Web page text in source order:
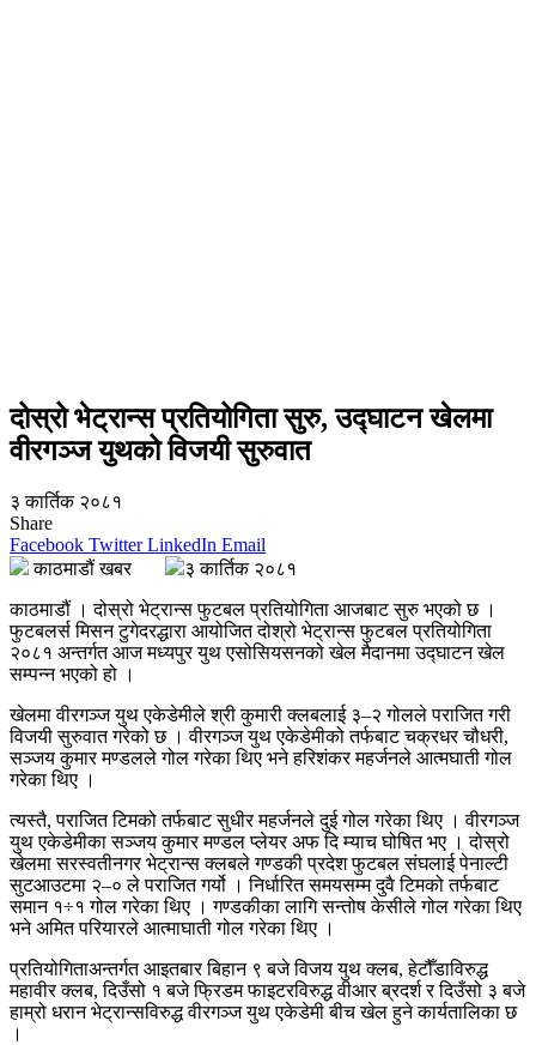
दोस्रो भेट्रान्स प्रतियोगिता सुरु, उद्घाटन खेलमा
वीरगञ्ज युथको विजयी सुरुवात
३ कार्तिक २०८१
Share
Facebook Twitter LinkedIn Email
काठमाडौं खबर
३ कार्तिक २०८१
काठमाडौं । दोस्रो भेट्रान्स फुटबल प्रतियोगिता आजबाट सुरु भएको छ ।
फुटबलर्स मिसन टुगेदरद्धारा आयोजित दोश्रो भेट्रान्स फुटबल प्रतियोगिता
२०८१ अन्तर्गत आज मध्यपुर युथ एसोसियसनको खेल मैदानमा उद्घाटन खेल
सम्पन्न भएको हो ।
खेलमा वीरगञ्ज युथ एकेडेमीले श्री कुमारी क्लबलाई ३–२ गोलले पराजित गरी
विजयी सुरुवात गरेको छ । वीरगञ्ज युथ एकेडेमीको तर्फबाट चक्रधर चौधरी,
सञ्जय कुमार मण्डलले गोल गरेका थिए भने हरिशंकर महर्जनले आत्मघाती गोल
गरेका थिए ।
त्यस्तै, पराजित टिमको तर्फबाट सुधीर महर्जनले दुई गोल गरेका थिए । वीरगञ्ज
युथ एकेडेमीका सञ्जय कुमार मण्डल प्लेयर अफ दि म्याच घोषित भए । दोस्रो
खेलमा सरस्वतीनगर भेट्रान्स क्लबले गण्डकी प्रदेश फुटबल संघलाई पेनाल्टी
सुटआउटमा २–० ले पराजित गर्यो । निर्धारित समयसम्म दुवै टिमको तर्फबाट
समान १÷१ गोल गरेका थिए । गण्डकीका लागि सन्तोष केसीले गोल गरेका थिए
भने अमित परियारले आत्माघाती गोल गरेका थिए ।
प्रतियोगिताअन्तर्गत आइतबार बिहान ९ बजे विजय युथ क्लब, हेटौँडाविरुद्ध
महावीर क्लब, दिउँसो १ बजे फ्रिडम फाइटरविरुद्ध वीआर ब्रदर्श र दिउँसो ३ बजे
हाम्रो धरान भेट्रान्सविरुद्ध वीरगञ्ज युथ एकेडेमी बीच खेल हुने कार्यतालिका छ
।